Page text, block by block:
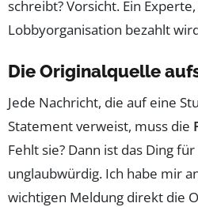
schreibt? Vorsicht. Ein
Lobbyorganisation bezahlt
Die Originalquelle
Jede Nachricht, die auf eine
Statement verweist, muss die
Fehlt sie? Dann ist das Ding
unglaubwürdig. Ich habe mir
wichtigen Meldung direkt die